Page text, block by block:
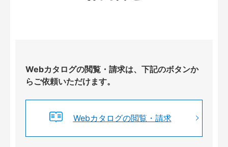
Webカタログの閲覧・請求は、下記のボタンか
らご依頼いただけます。
Webカタログの閲覧・請求